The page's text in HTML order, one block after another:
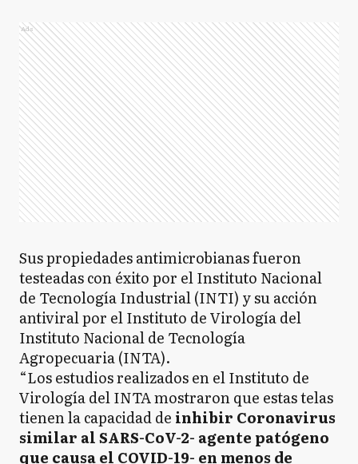
Ads
Sus propiedades antimicrobianas fueron
testeadas con éxito por el Instituto Nacional
de Tecnología Industrial (INTI) y su acción
antiviral por el Instituto de Virología del
Instituto Nacional de Tecnología
Agropecuaria (INTA).
“Los estudios realizados en el Instituto de
Virología del INTA mostraron que estas telas
tienen la capacidad de inhibir Coronavirus
similar al SARS-CoV-2- agente patógeno
que causa el COVID-19- en menos de